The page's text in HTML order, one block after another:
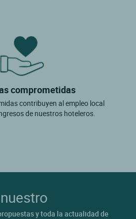
comprometidas
contribuyen al empleo local
de nuestros hoteleros.
y toda la actualidad de